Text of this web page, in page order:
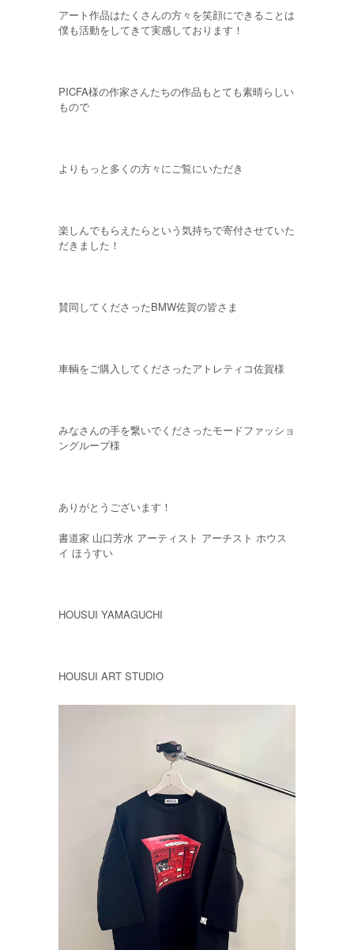
アート作品はたくさんの方々を笑顔にできることは
僕も活動をしてきて実感しております！
PICFA様の作家さんたちの作品もとても素晴らしい
もので
よりもっと多くの方々にご覧にいただき
楽しんでもらえたらという気持ちで寄付させていた
だきました！
賛同してくださったBMW佐賀の皆さま
車輌をご購入してくださったアトレティコ佐賀様
みなさんの手を繋いでくださったモードファッショ
ングループ様
ありがとうございます！
書道家 山口芳水 アーティスト アーチスト ホウス
イ ほうすい
HOUSUI YAMAGUCHI
HOUSUI ART STUDIO